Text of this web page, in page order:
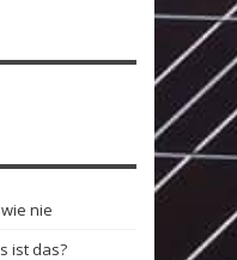
nie
ist das?